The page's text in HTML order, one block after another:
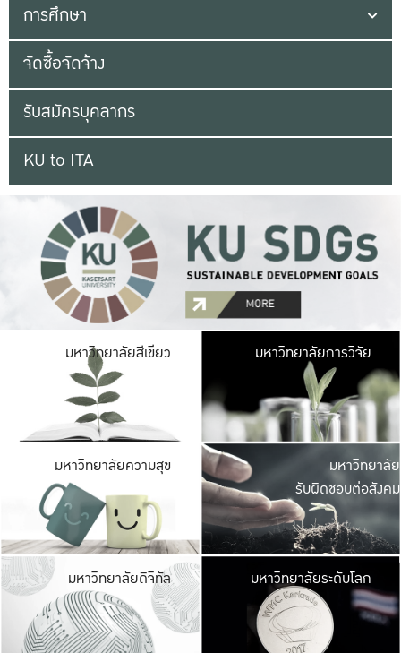
การศึกษา
จัดซื้อจัดจ้าง
รับสมัครบุคลากร
KU to ITA
มหาวิทยาลัยสีเขียว มหาวิ
มีพื้นที่เขียวสดใส
เป็นป่าในเมือง เกษต
มหาวิทยาลัยการวิจัย
มหาวิทยาลัยความสุข มหาวิ
ค
เปิดประ
และพบเรื่องราวใ
มหาวิทยาลัย
รับผิดชอบต่อสังคม
มหาวิทยาลัยดิจิทัล มหาวิ
เปลี่ยนแปลง แล
เพื่อทำง
ระบบสารสนเทศ
มหาวิทยาลัยระดับโลก